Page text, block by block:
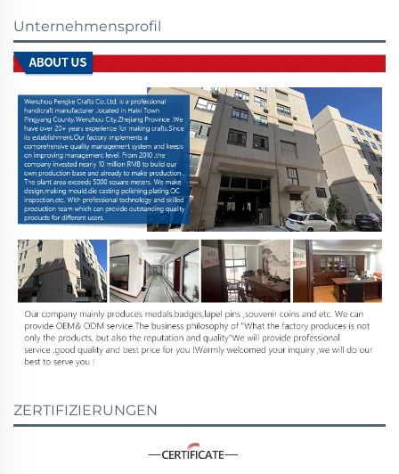
Unternehmensprofil
ZERTIFIZIERUNGEN